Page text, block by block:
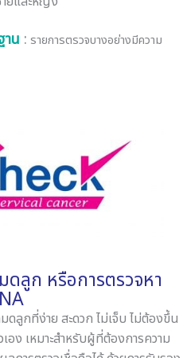
น : รายการตรวจบางอย่างมีความ
ดลูก หรือการตรวจหา
ดลูกที่ง่าย สะดวก ไม่เจ็บ ไม่ต้องขึ้น
อง เหมาะสําหรับผู้ที่ต้องการความ